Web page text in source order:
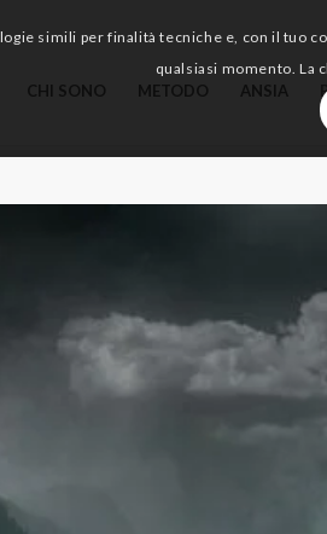
CHI SONO METODO ANSIA
simili per finalità tecniche e, con il tuo
qualsiasi momento. La